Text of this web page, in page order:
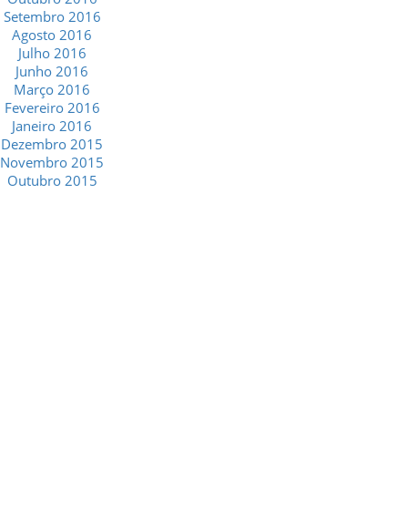
Setembro 2016
Agosto 2016
Julho 2016
Junho 2016
Março 2016
Fevereiro 2016
Janeiro 2016
Dezembro 2015
Novembro 2015
Outubro 2015